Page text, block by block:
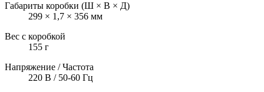
Габариты коробки (Ш × В × Д)
299 × 1,7 × 356 мм
Вес с коробкой
155 г
Напряжение / Частота
220 В / 50-60 Гц